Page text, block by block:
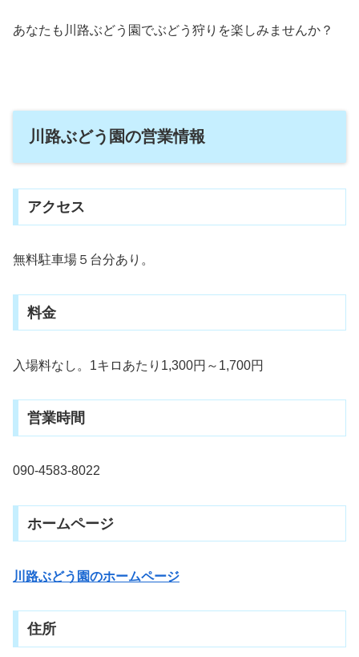
あなたも川路ぶどう園でぶどう狩りを楽しみませんか？
川路ぶどう園の営業情報
アクセス
無料駐車場５台分あり。
料金
入場料なし。1キロあたり1,300円～1,700円
営業時間
090-4583-8022
ホームページ
川路ぶどう園のホームページ
住所